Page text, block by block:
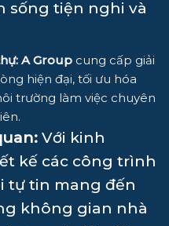
sống tiện nghi và
: A Group cung cấp giải
hiện đại, tối ưu hóa
trường làm việc chuyên
: Với kinh
kế các công trình
tự tin mang đến
không gian nhà